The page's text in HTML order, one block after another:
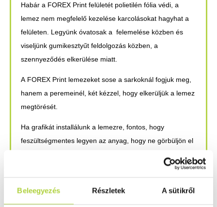
Beleegyezés Részletek A sütikről
Habár a FOREX Print felületét polietilén fólia védi, a
lemez nem megfelelő kezelése karcolásokat hagyhat a
felületen. Legyünk óvatosak a felemelése közben és
viseljünk gumikesztyűt feldolgozás közben, a
szennyeződés elkerülése miatt.
A FOREX Print lemezeket sose a sarkoknál fogjuk meg,
hanem a peremeinél, két kézzel, hogy elkerüljük a lemez
megtörését.
Ha grafikát installálunk a lemezre, fontos, hogy
feszültségmentes legyen az anyag, hogy ne görbüljön el
lehet stancolni, azonban az eredmények eltérhetnek. A
végleges munka megkezdése előtt érdemes tesztelni,